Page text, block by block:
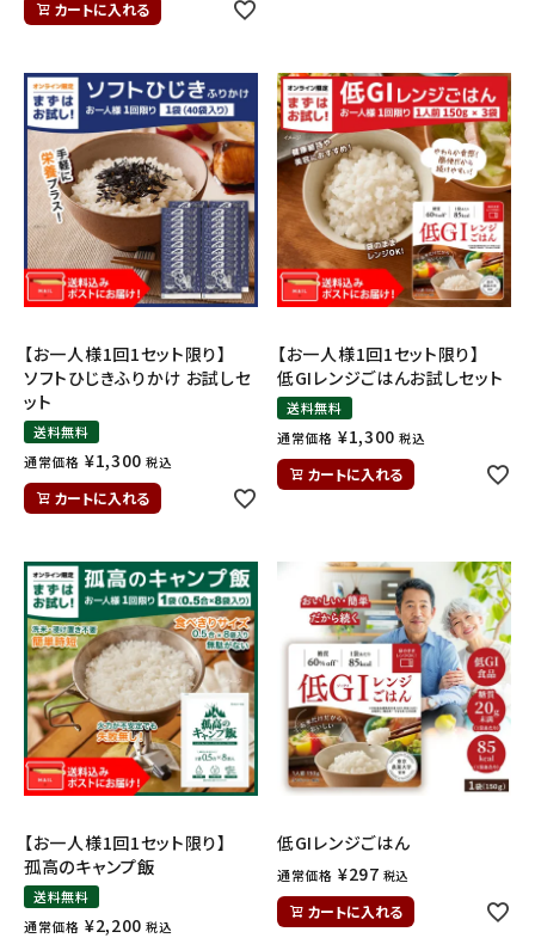
カートに入れる
【お一人様1回1セット限り】
ソフトひじきふりかけ お試しセ
ット
送料無料
通常価格 ¥1,300 税込
カートに入れる
【お一人様1回1セット限り】
低GIレンジごはんお試しセット
送料無料
通常価格 ¥1,300 税込
カートに入れる
【お一人様1回1セット限り】
孤高のキャンプ飯
送料無料
通常価格 ¥2,200 税込
低GIレンジごはん
通常価格 ¥297 税込
カートに入れる